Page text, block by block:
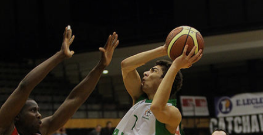
LIGA BETCLIC FEMININA